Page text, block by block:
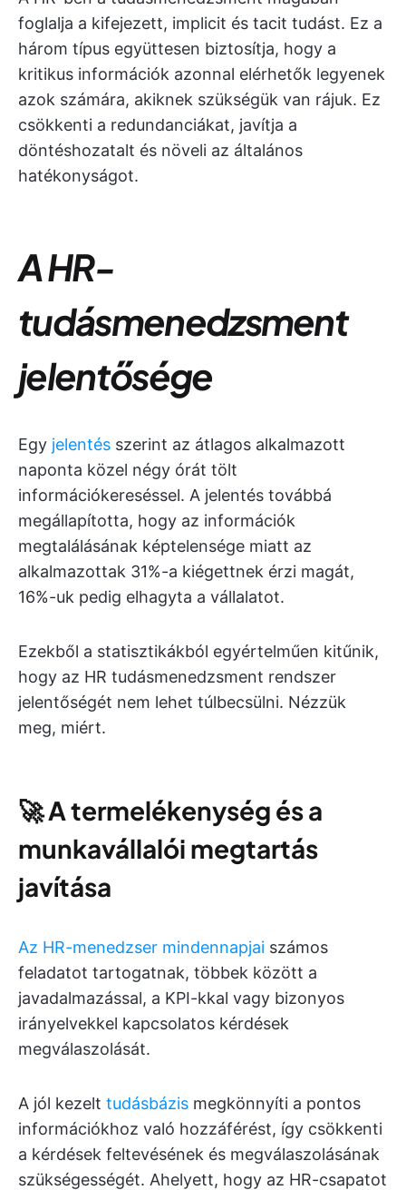
foglalja a kifejezett, implicit és tacit tudást. Ez a
három típus együttesen biztosítja, hogy a
kritikus információk azonnal elérhetők legyenek
azok számára, akiknek szükségük van rájuk. Ez
csökkenti a redundanciákat, javítja a
döntéshozatalt és növeli az általános
hatékonyságot.
A HR-
tudásmenedzsment
jelentősége
Egy jelentés szerint az átlagos alkalmazott
naponta közel négy órát tölt
információkereséssel. A jelentés továbbá
megállapította, hogy az információk
megtalálásának képtelensége miatt az
alkalmazottak 31%-a kiégettnek érzi magát,
16%-uk pedig elhagyta a vállalatot.
Ezekből a statisztikákból egyértelműen kitűnik,
hogy az HR tudásmenedzsment rendszer
jelentőségét nem lehet túlbecsülni. Nézzük
meg, miért.
🚀A termelékenység és a
munkavállalói megtartás
javítása
Az HR-menedzser mindennapjai számos
feladatot tartogatnak, többek között a
javadalmazással, a KPI-kkal vagy bizonyos
irányelvekkel kapcsolatos kérdések
megválaszolását.
A jól kezelt tudásbázis megkönnyíti a pontos
információkhoz való hozzáférést, így csökkenti
a kérdések feltevésének és megválaszolásának
szükségességét. Ahelyett, hogy az HR-csapatot